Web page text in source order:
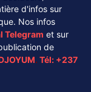
d'infos sur
Nos infos
Telegram et sur
de
. Tél: +237